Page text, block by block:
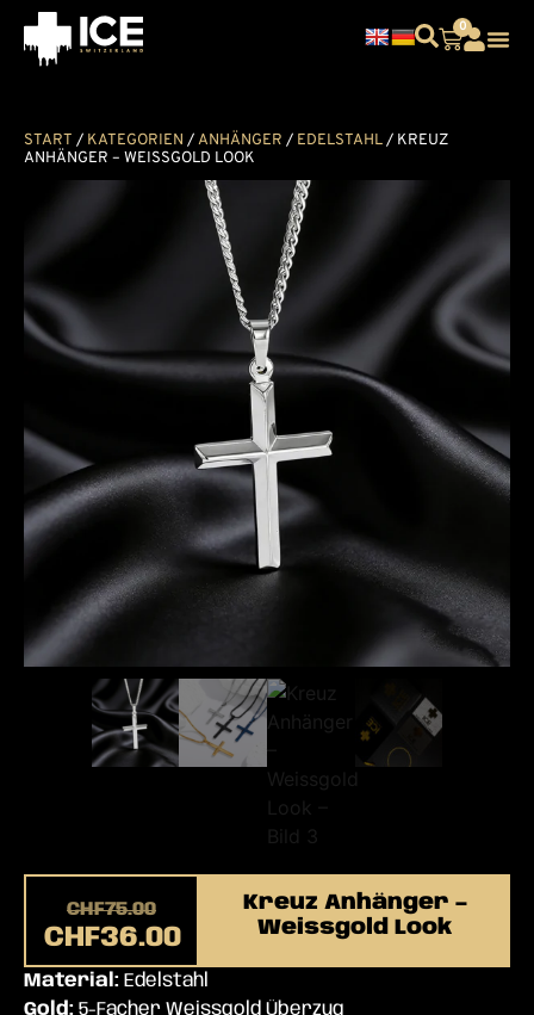
0
START / KATEGORIEN /ANHÄNGER / EDELSTAHL/ KREUZ
ANHÄNGER – WEISSGOLD LOOK
Kreuz Anhänger –
Weissgold Look
CHF75.00
CHF36.00
Material: Edelstahl
Gold: 5-Facher Weissgold Überzug